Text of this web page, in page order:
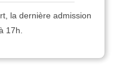
la dernière admission
17h.